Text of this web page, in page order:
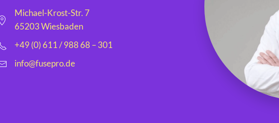
Michael-Krost-Str. 7
65203 Wiesbaden
+49 (0) 611 / 988 68 – 301
info@fusepro.de